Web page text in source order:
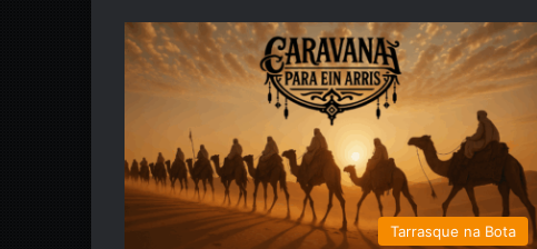
Tarrasque na Bota